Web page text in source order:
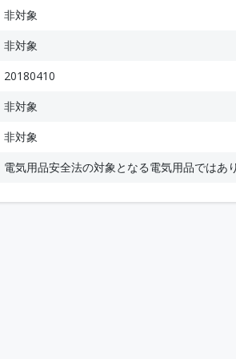
非対象
非対象
20180410
非対象
非対象
電気用品安全法の対象となる電気用品ではあ